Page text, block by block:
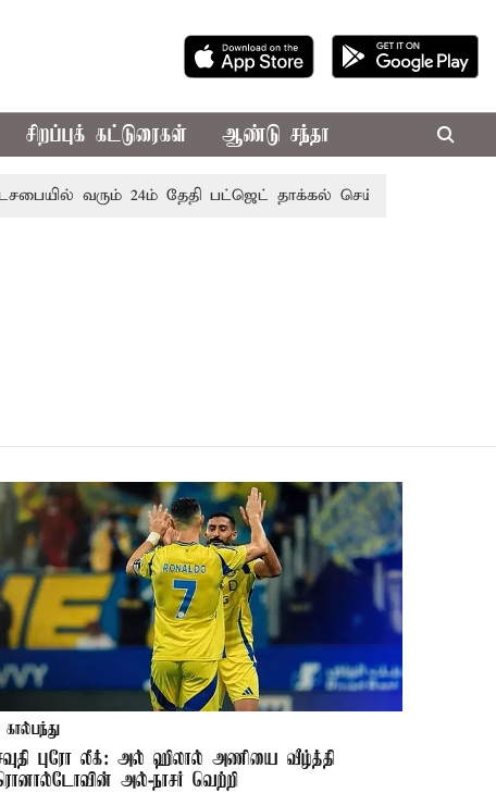
சிறப்புக் கட்டுரைகள் ஆண்டு சந்தா
வரும் 24ம் தேதி பட்ஜெட் தாக்கல் செய்கிறார் முதல்-
கால்பந்து
புரோ லீக்: அல் ஹிலால் அணியை வீழ்த்தி
அல்-நாசர் வெற்றி